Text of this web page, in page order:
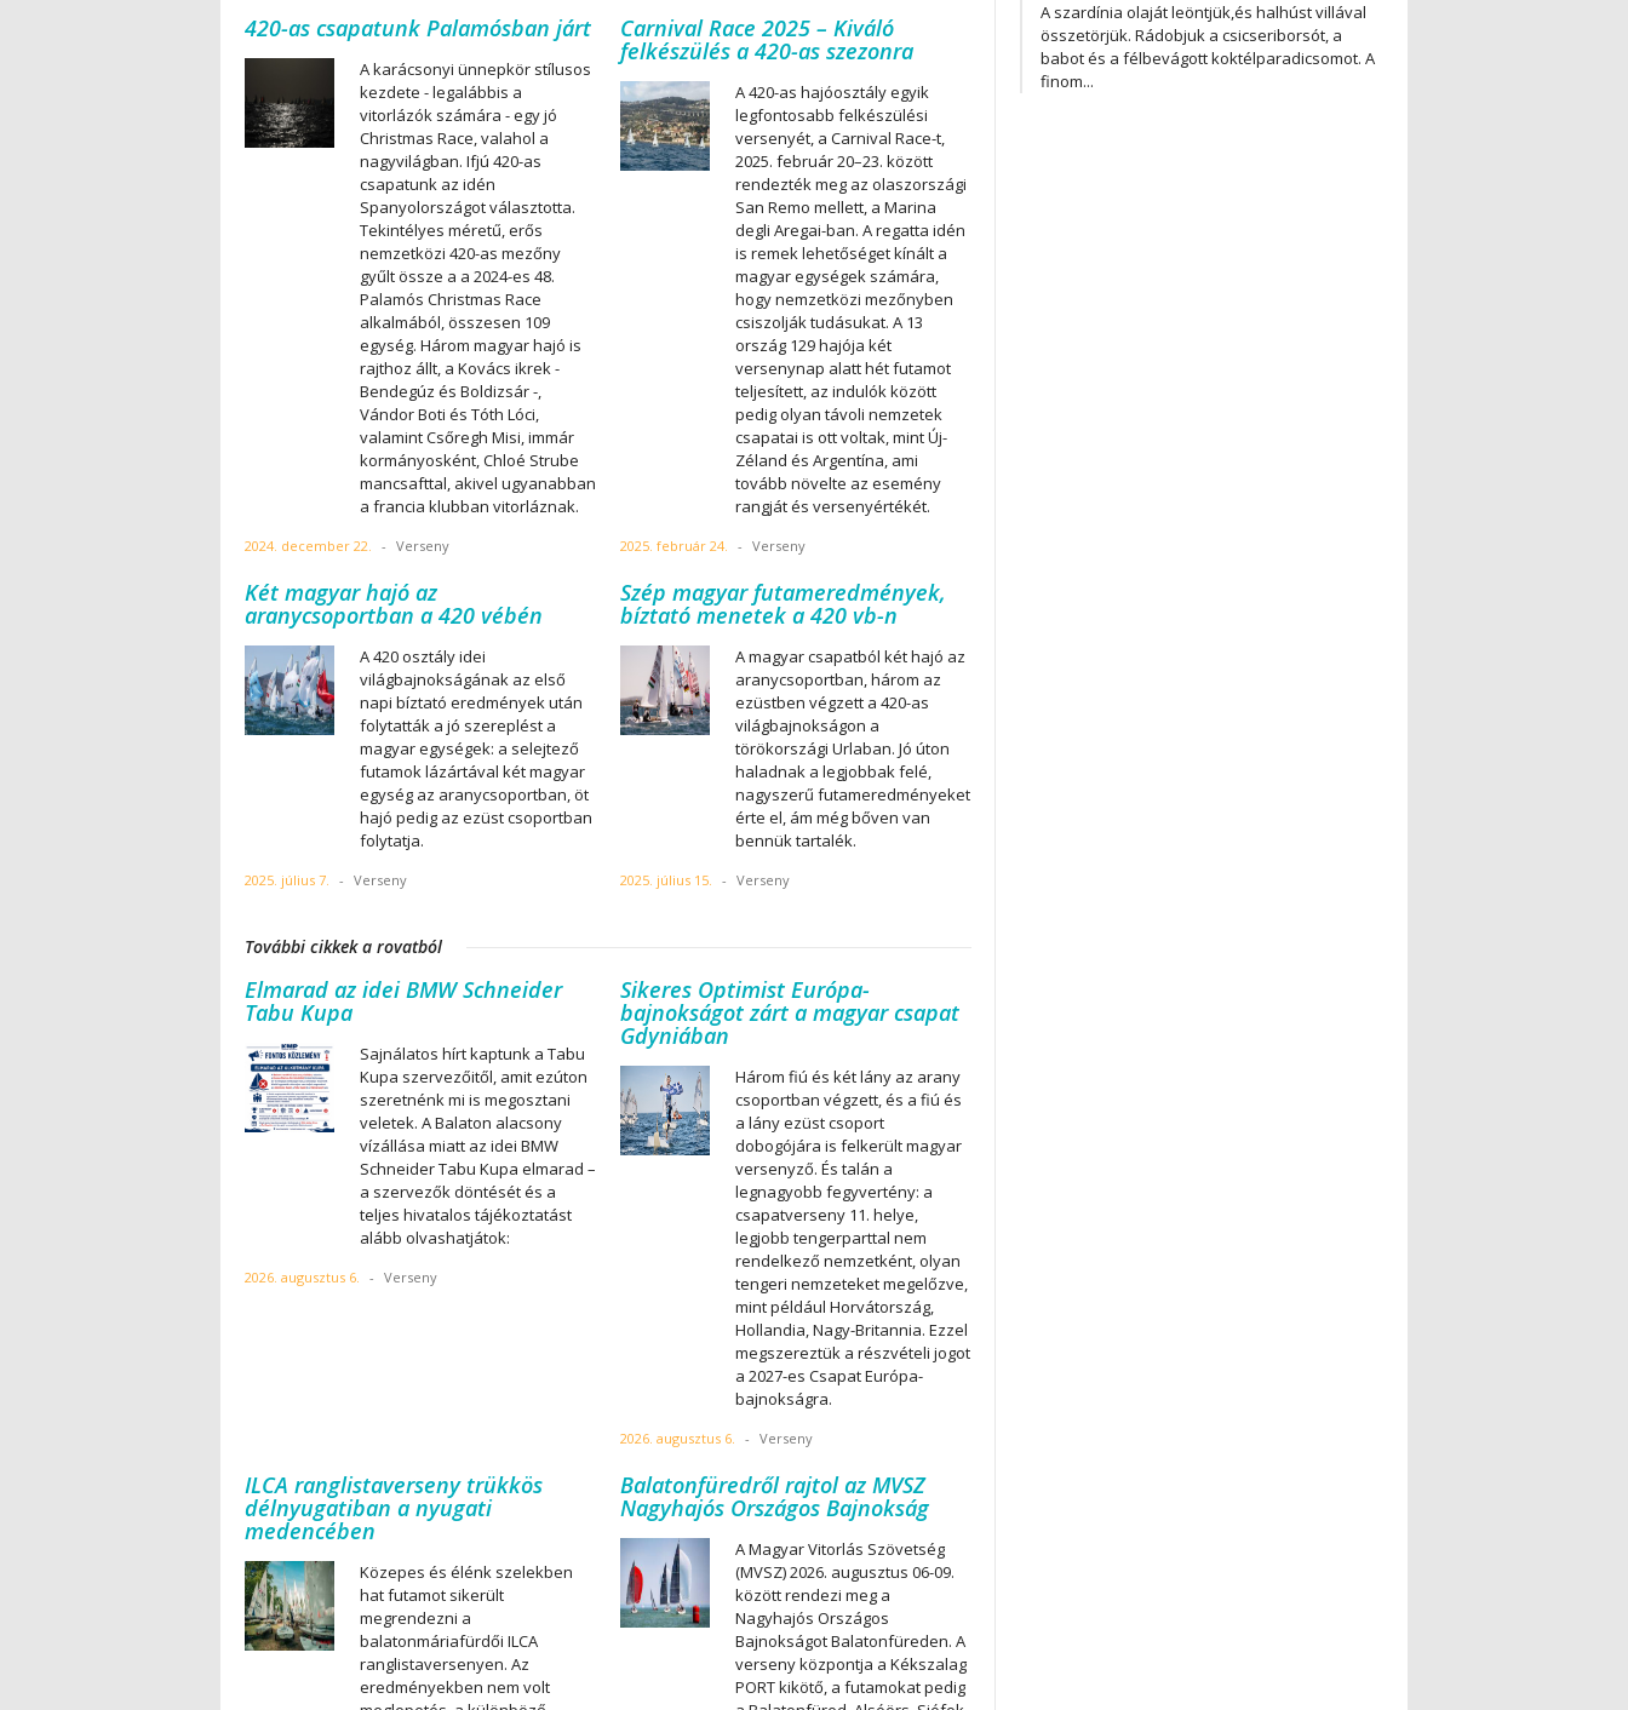
420-as csapatunk Palamósban járt
A karácsonyi ünnepkör stílusos
kezdete - legalábbis a
vitorlázók számára - egy jó
Christmas Race, valahol a
nagyvilágban. Ifjú 420-as
csapatunk az idén
Spanyolországot választotta.
Tekintélyes méretű, erős
nemzetközi 420-as mezőny
gyűlt össze a a 2024-es 48.
Palamós Christmas Race
alkalmából, összesen 109
egység. Három magyar hajó is
rajthoz állt, a Kovács ikrek -
Bendegúz és Boldizsár -,
Vándor Boti és Tóth Lóci,
valamint Csőregh Misi, immár
kormányosként, Chloé Strube
mancsafttal, akivel ugyanabban
a francia klubban vitorláznak.
2024. december 22. - Verseny
Carnival Race 2025 – Kiváló
felkészülés a 420-as szezonra
A 420-as hajóosztály egyik
legfontosabb felkészülési
versenyét, a Carnival Race-t,
2025. február 20–23. között
rendezték meg az olaszországi
San Remo mellett, a Marina
degli Aregai-ban. A regatta idén
is remek lehetőséget kínált a
magyar egységek számára,
hogy nemzetközi mezőnyben
csiszolják tudásukat. A 13
ország 129 hajója két
versenynap alatt hét futamot
teljesített, az indulók között
pedig olyan távoli nemzetek
csapatai is ott voltak, mint Új-
Zéland és Argentína, ami
tovább növelte az esemény
rangját és versenyértékét.
2025. február 24. - Verseny
Két magyar hajó az
aranycsoportban a 420 vébén
A 420 osztály idei
világbajnokságának az első
napi bíztató eredmények után
folytatták a jó szereplést a
magyar egységek: a selejtező
futamok lázártával két magyar
egység az aranycsoportban, öt
hajó pedig az ezüst csoportban
folytatja.
2025. július 7. - Verseny
Szép magyar futameredmények,
bíztató menetek a 420 vb-n
A magyar csapatból két hajó az
aranycsoportban, három az
ezüstben végzett a 420-as
világbajnokságon a
törökországi Urlaban. Jó úton
haladnak a legjobbak felé,
nagyszerű futameredményeket
érte el, ám még bőven van
bennük tartalék.
2025. július 15. - Verseny
További cikkek a rovatból
Elmarad az idei BMW Schneider
Tabu Kupa
Sajnálatos hírt kaptunk a Tabu
Kupa szervezőitől, amit ezúton
szeretnénk mi is megosztani
veletek. A Balaton alacsony
vízállása miatt az idei BMW
Schneider Tabu Kupa elmarad –
a szervezők döntését és a
teljes hivatalos tájékoztatást
alább olvashatjátok:
2026. augusztus 6. - Verseny
Sikeres Optimist Európa-
bajnokságot zárt a magyar csapat
Gdyniában
Három fiú és két lány az arany
csoportban végzett, és a fiú és
a lány ezüst csoport
dobogójára is felkerült magyar
versenyző. És talán a
legnagyobb fegyvertény: a
csapatverseny 11. helye,
legjobb tengerparttal nem
rendelkező nemzetként, olyan
tengeri nemzeteket megelőzve,
mint például Horvátország,
Hollandia, Nagy-Britannia. Ezzel
megszereztük a részvételi jogot
a 2027-es Csapat Európa-
bajnokságra.
2026. augusztus 6. - Verseny
ILCA ranglistaverseny trükkös
délnyugatiban a nyugati
medencében
Közepes és élénk szelekben
hat futamot sikerült
megrendezni a
balatonmáriafürdői ILCA
ranglistaversenyen. Az
eredményekben nem volt
Balatonfüredről rajtol az MVSZ
Nagyhajós Országos Bajnokság
A Magyar Vitorlás Szövetség
(MVSZ) 2026. augusztus 06-09.
között rendezi meg a
Nagyhajós Országos
Bajnokságot Balatonfüreden. A
verseny központja a Kékszalag
PORT kikötő, a futamokat pedig
A szardínia olaját leöntjük,és halhúst villával
összetörjük. Rádobjuk a csicseriborsót, a
babot és a félbevágott koktélparadicsomot. A
finom...